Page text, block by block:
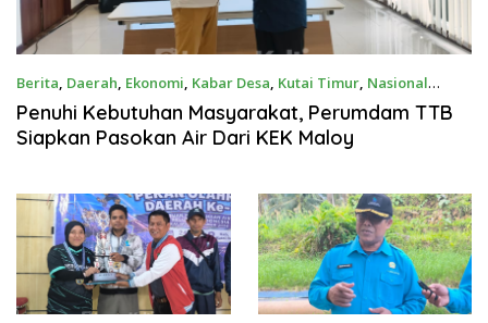
Berita, Daerah, Ekonomi, Kabar Desa, Kutai Timur, Nasional
Agustus 1, 2026
Penuhi Kebutuhan Masyarakat, Perumdam TTB
Siapkan Pasokan Air Dari KEK Maloy